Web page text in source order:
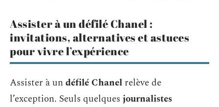
Assister à un défilé Chanel :
invitations, alternatives et astuces
pour vivre l’expérience
Assister à undéfilé Chanel relève de
l’exception. Seuls quelques journalistes